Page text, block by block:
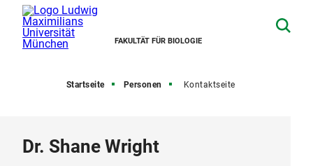
FAKULTÄT FÜR BIOLOGIE
Startseite Personen Kontaktseite
Dr. Shane Wright